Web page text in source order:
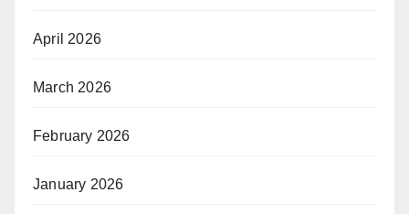
April 2026
March 2026
February 2026
January 2026